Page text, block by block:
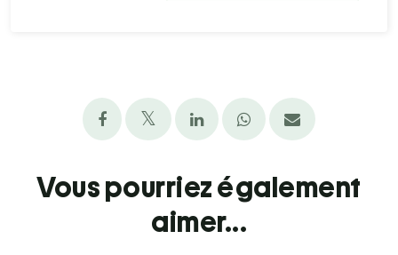
Vous pourriez également
aimer...